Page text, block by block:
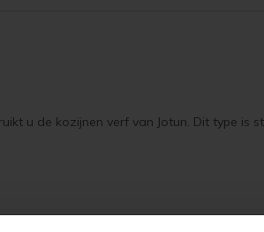
u de kozijnen verf van Jotun. Dit type is